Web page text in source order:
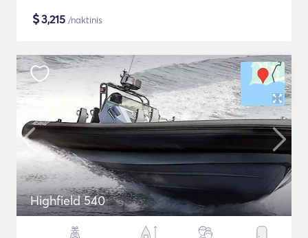
$3,215 /naktinis
Highfield 540